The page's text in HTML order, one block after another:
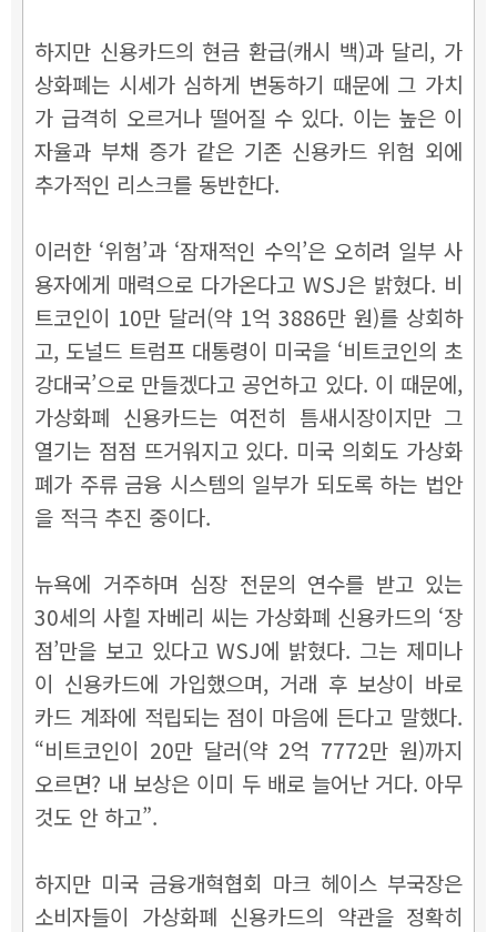
하지만 신용카드의 현금 환급(캐시 백)과 달리, 가
상화폐는 시세가 심하게 변동하기 때문에 그 가치
가 급격히 오르거나 떨어질 수 있다. 이는 높은 이
자율과 부채 증가 같은 기존 신용카드 위험 외에
추가적인 리스크를 동반한다.
이러한 ‘위험’과 ‘잠재적인 수익’은 오히려 일부 사
용자에게 매력으로 다가온다고 WSJ은 밝혔다. 비
트코인이 10만 달러(약 1억 3886만 원)를 상회하
고, 도널드 트럼프 대통령이 미국을 ‘비트코인의 초
강대국’으로 만들겠다고 공언하고 있다. 이 때문에,
가상화폐 신용카드는 여전히 틈새시장이지만 그
열기는 점점 뜨거워지고 있다. 미국 의회도 가상화
폐가 주류 금융 시스템의 일부가 되도록 하는 법안
을 적극 추진 중이다.
뉴욕에 거주하며 심장 전문의 연수를 받고 있는
30세의 사힐 자베리 씨는 가상화폐 신용카드의 ‘장
점’만을 보고 있다고 WSJ에 밝혔다. 그는 제미나
이 신용카드에 가입했으며, 거래 후 보상이 바로
카드 계좌에 적립되는 점이 마음에 든다고 말했다.
“비트코인이 20만 달러(약 2억 7772만 원)까지
오르면? 내 보상은 이미 두 배로 늘어난 거다. 아무
것도 안 하고”.
하지만 미국 금융개혁협회 마크 헤이스 부국장은
소비자들이 가상화폐 신용카드의 약관을 정확히